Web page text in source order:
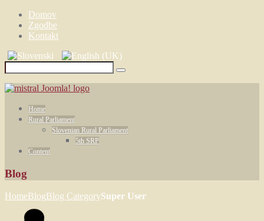
Domov
Zgodbe
Kontakt
Home
Rural Parliament
Slovenian Rural Parliament
5th SRP
Content
Blog
HomeBlogBlog CategorySuper User